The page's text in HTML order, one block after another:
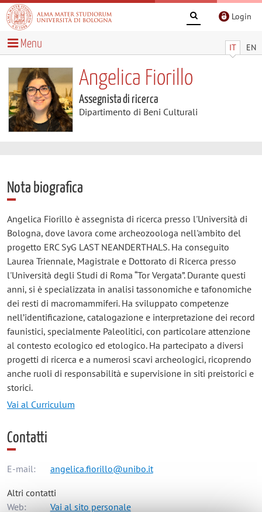
Login
IT EN
Menu
Angelica Fiorillo
Assegnista di ricerca
Dipartimento di Beni Culturali
Nota biografica
Angelica Fiorillo è assegnista di ricerca presso l'Università di
Bologna, dove lavora come archeozoologa nell'ambito del
progetto ERC SyG LAST NEANDERTHALS. Ha conseguito
Laurea Triennale, Magistrale e Dottorato di Ricerca presso
l'Università degli Studi di Roma “Tor Vergata”. Durante questi
anni, si è specializzata in analisi tassonomiche e tafonomiche
dei resti di macromammiferi. Ha sviluppato competenze
nell’identificazione, catalogazione e interpretazione dei record
faunistici, specialmente Paleolitici, con particolare attenzione
al contesto ecologico ed etologico. Ha partecipato a diversi
progetti di ricerca e a numerosi scavi archeologici, ricoprendo
anche ruoli di responsabilità e supervisione in siti preistorici e
storici.
Vai al Curriculum
Contatti
E-mail: angelica.fiorillo@unibo.it
Altri contatti
Web:
Vai al sito personale